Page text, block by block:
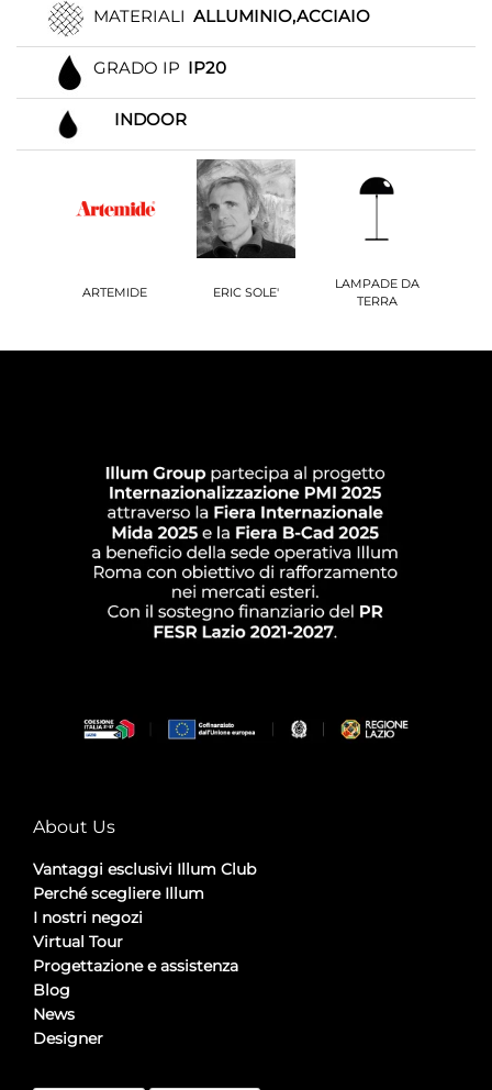
MATERIALI ALLUMINIO,ACCIAIO
GRADO IP IP20
INDOOR
ARTEMIDE ERIC SOLE'
LAMPADE DA
TERRA
About Us
Vantaggi esclusivi Illum Club
Perché scegliere Illum
I nostri negozi
Virtual Tour
Progettazione e assistenza
Blog
News
Designer